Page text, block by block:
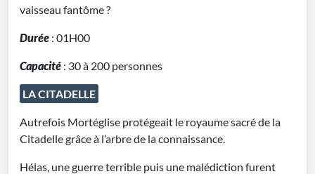
vaisseau fantôme ?
Durée : 01H00
Capacité : 30 à 200 personnes
LA CITADELLE
Autrefois Mortéglise protégeait le royaume sacré de la
Citadelle grâce à l’arbre de la connaissance.
Hélas, une guerre terrible puis une malédiction furent